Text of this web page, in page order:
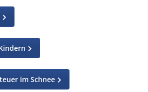
im Schnee